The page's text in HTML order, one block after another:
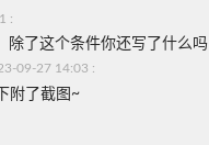
:
除了这个条件你还写了什么吗
09-27 14:03 :
附了截图~